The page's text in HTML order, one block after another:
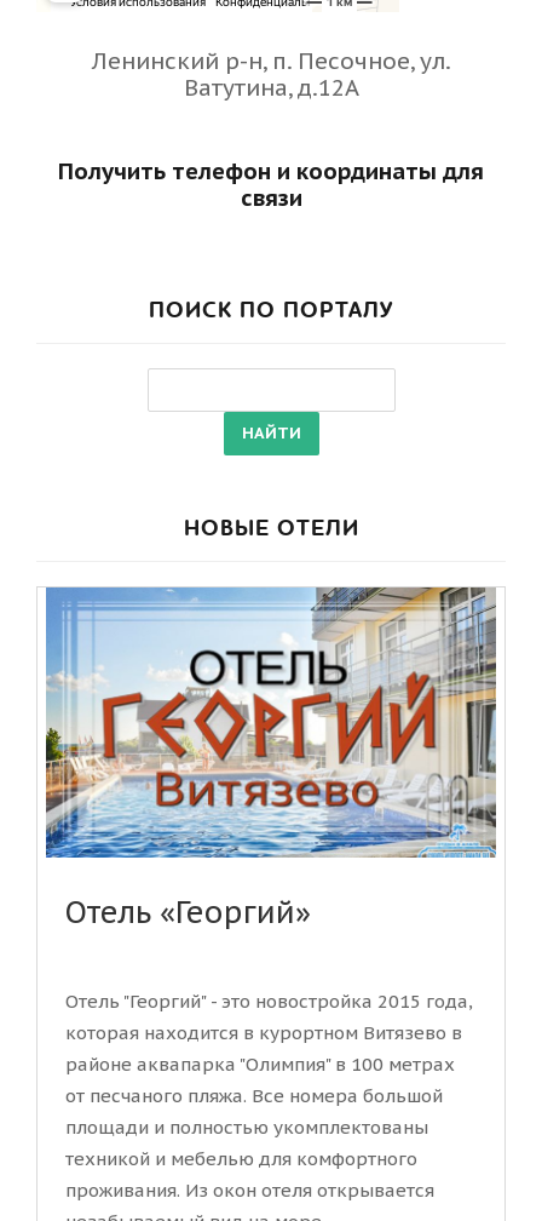
Ленинский р-н, п. Песочное, ул.
Ватутина, д.12А
Получить телефон и координаты для
связи
ПОИСК ПО ПОРТАЛУ
НОВЫЕ ОТЕЛИ
Отель «Георгий»
Отель "Георгий" - это новостройка 2015 года,
которая находится в курортном Витязево в
районе аквапарка "Олимпия" в 100 метрах
от песчаного пляжа. Все номера большой
площади и полностью укомплектованы
техникой и мебелью для комфортного
проживания. Из окон отеля открывается